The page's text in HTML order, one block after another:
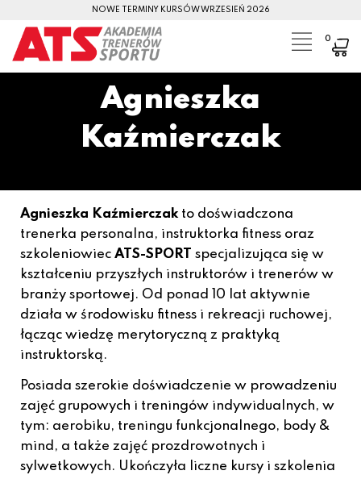
NOWE TERMINY KURSÓW WRZESIEŃ 2026
0
Agnieszka
Kaźmierczak
Agnieszka Kaźmierczakto doświadczona
trenerka personalna, instruktorka fitness oraz
szkoleniowiec ATS-SPORT
specjalizująca się w
kształceniu przyszłych instruktorów i trenerów w
branży sportowej. Od ponad 10 lat aktywnie
działa w środowisku fitness i rekreacji ruchowej,
łącząc wiedzę merytoryczną z praktyką
instruktorską.
Posiada szerokie doświadczenie w prowadzeniu
zajęć grupowych i treningów indywidualnych, w
tym: aerobiku, treningu funkcjonalnego, body &
mind, a także zajęć prozdrowotnych i
sylwetkowych. Ukończyła liczne kursy i szkolenia